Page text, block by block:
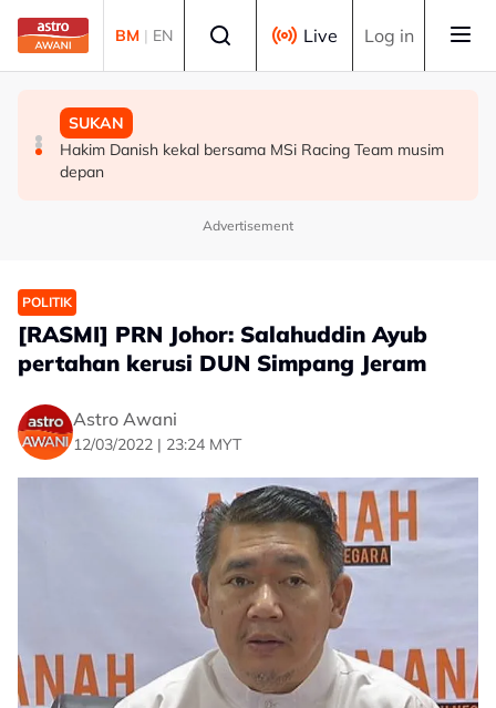
Skip to main content
BM | EN Live Log in
SUKAN
Aliff Rakib hadiah rumah RM1 juta kepada ibu bapa
DUNIA
Syarikat Minyak Nasional Abu Dhabi terkena serangan
peluru berpandu di Selat Hormuz
SUKAN
Hakim Danish kekal bersama MSi Racing Team musim
depan
Advertisement
POLITIK
[RASMI] PRN Johor: Salahuddin Ayub
pertahan kerusi DUN Simpang Jeram
Astro Awani
12/03/2022 | 23:24 MYT